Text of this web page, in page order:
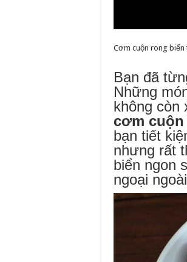
Cơm cuộn rong
Bạn đã
Những
không còn
cơm cuộn
bạn tiết
nhưng rất
biển ngon
ngoại